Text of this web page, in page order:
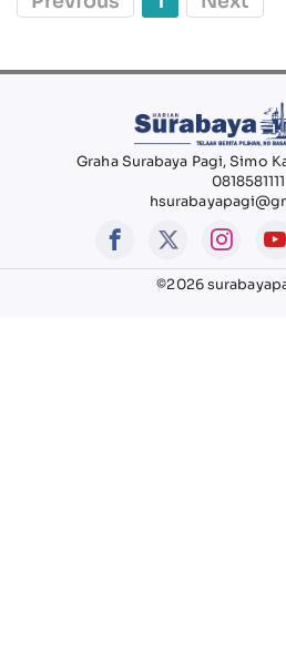
Graha Surabaya Pagi, Simo
0818581111
©2026